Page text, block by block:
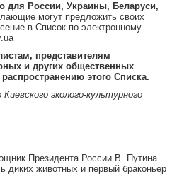
для России, Украины, Беларуси,
могут предложить своих
в Список по электронному
представителям
и других общественных
этого Списка.
эколого-культурного
Президента России В. Путина.
диких животных и первый браконьер